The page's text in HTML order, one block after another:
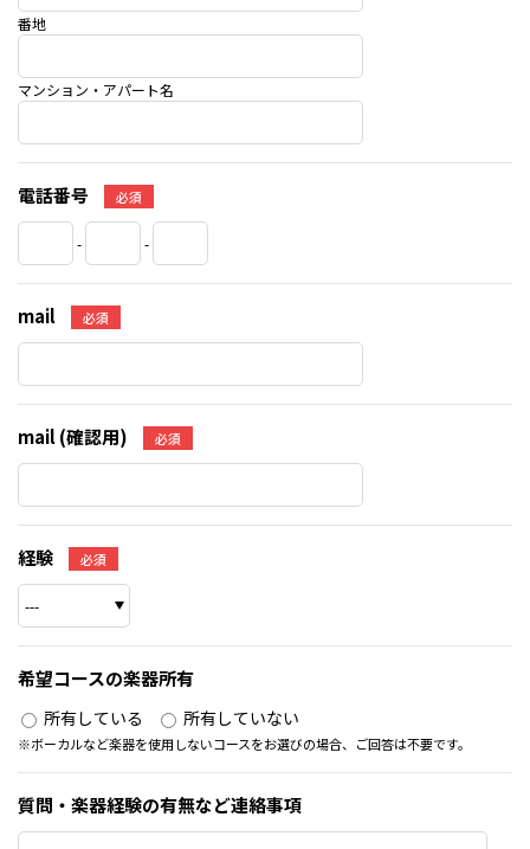
番地
マンション・アパート名
電話番号 必須
- -
mail 必須
mail (確認用) 必須
経験 必須
希望コースの楽器所有
所有している 所有していない
※ボーカルなど楽器を使用しないコースをお選びの場合、ご回答は不要です。
質問・楽器経験の有無など連絡事項